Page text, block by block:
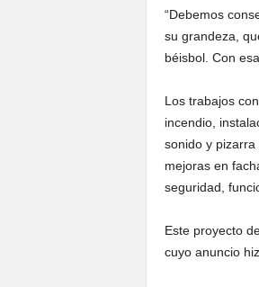
“Debemos
su grandeza,
béisbol. Con
Los trabajos
incendio,
sonido y
mejoras en
seguridad,
Este proyecto
cuyo anuncio